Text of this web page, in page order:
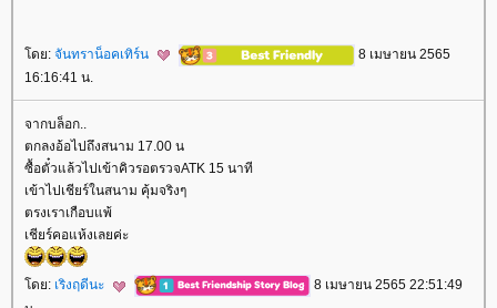
ดย: จันทราน็อคเทิร์น
8 เมษายน 2565
16:16:41 น.
จากบล็อก..
ตกลงอ้อไปถึงสนาม 17.00 น
ซื้อตั๋วแล้วไปเข้าคิวรอตรวจATK 15 นาที
เข้าไปเชียร์ในสนาม คุ้มจริงๆ
ตรงเราเกือบแพ้
เชียร์คอแห้งเลยค่ะ
ดย: เริงฤดีนะ
8 เมษายน 2565 22:51:49